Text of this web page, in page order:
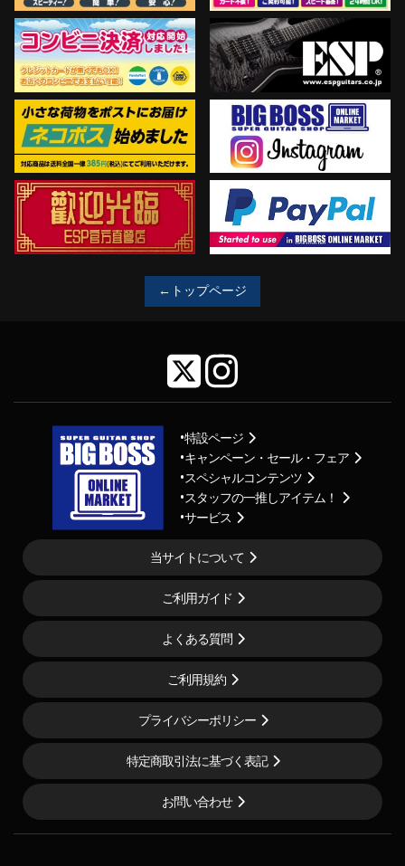
←トップページ
特設ページ
キャンペーン・セール・フェア
スペシャルコンテンツ
スタッフの一推しアイテム！
サービス
当サイトについて
ご利用ガイド
よくある質問
ご利用規約
プライバシーポリシー
特定商取引法に基づく表記
お問い合わせ